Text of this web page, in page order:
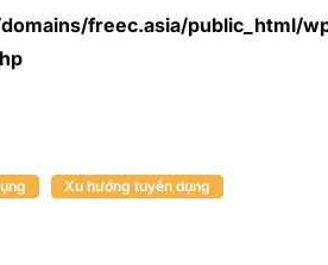
freec.asia/public_html/
Xu hướng tuyển dụng